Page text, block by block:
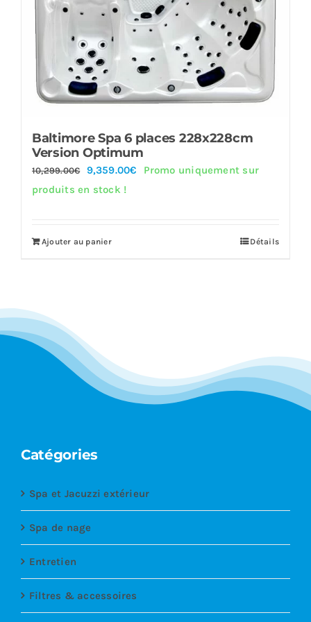
Baltimore Spa 6 places 228x228cm
Version Optimum
10,299.00€
Le
prix
10,299.00€.
9,359.00€LePromo uniquement sur
produits en stock !
Ajouter au panier Détails
Catégories
Spa et Jacuzzi extérieur
Spa de nage
Entretien
Filtres & accessoires